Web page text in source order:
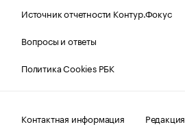
Источник отчетности Контур.Фокус
Вопросы и ответы
Политика Cookies РБК
Контактная информация Редакция